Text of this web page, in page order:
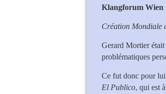
Klangforum Wien
Création Mondiale
Gerard Mortier
problématiques
Ce fut donc pour
El Publico, qui est